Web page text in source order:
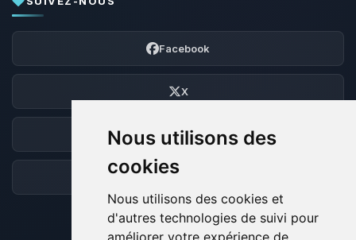
Nous utilisons des
cookies
Nous utilisons des cookies et
d'autres technologies de suivi pour
améliorer votre expérience de
Facebook
X
Discord
Forum